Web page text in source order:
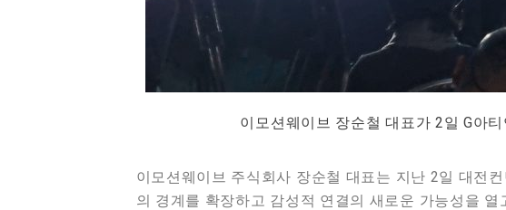
이모션웨이브 장순철 대표가 2일 G아
이모션웨이브 주식회사 장순철 대표는 지난 2일 대전
의 경계를 확장하고 감성적 연결의 새로운 가능성을